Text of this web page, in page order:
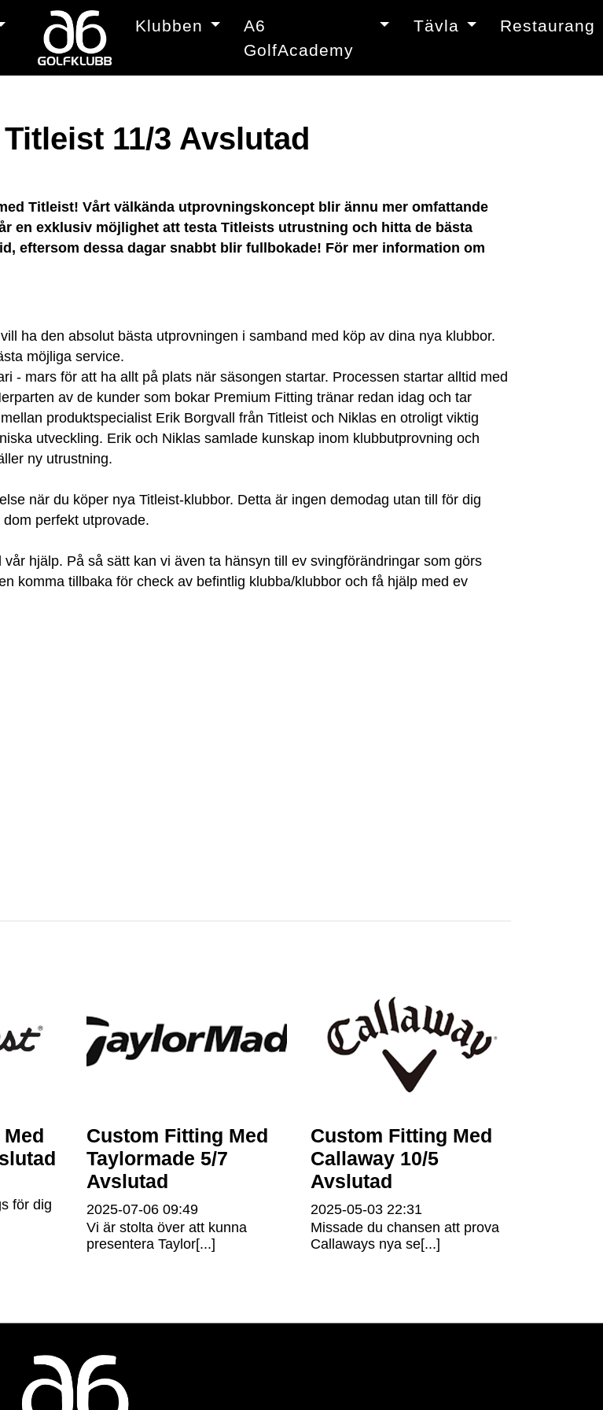
Klubben
A6
GolfAcademy
Tävla Restaurang
11/3 Avslutad
Titleist! Vårt välkända utprovningskoncept blir ännu mer omfattande
en exklusiv möjlighet att testa Titleists utrustning och hitta de bästa
eftersom dessa dagar snabbt blir fullbokade! För mer information om
ha den absolut bästa utprovningen i samband med köp av dina nya klubbor.
möjliga service.
- mars för att ha allt på plats när säsongen startar. Processen startar alltid med
av de kunder som bokar Premium Fitting tränar redan idag och tar
produktspecialist Erik Borgvall från Titleist och Niklas en otroligt viktig
utveckling. Erik och Niklas samlade kunskap inom klubbutprovning och
ny utrustning.
när du köper nya Titleist-klubbor. Detta är ingen demodag utan till för dig
perfekt utprovade.
hjälp. På så sätt kan vi även ta hänsyn till ev svingförändringar som görs
komma tillbaka för check av befintlig klubba/klubbor och få hjälp med ev
för dig
Custom Fitting Med
Taylormade 5/7
Avslutad
2025-07-06 09:49
Vi är stolta över att kunna
presentera Taylor[...]
Custom Fitting Med
Callaway 10/5
Avslutad
2025-05-03 22:31
Missade du chansen att prova
Callaways nya se[...]